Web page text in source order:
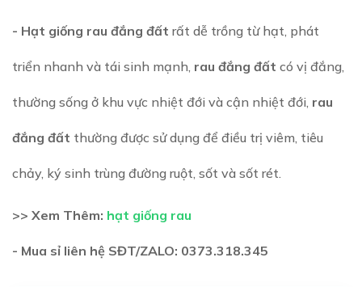
- Hạt giống rau đắng đất rất dễ trồng từ hạt, phát
triển nhanh và tái sinh mạnh, rau đắng đất có vị đắng,
thường sống ở khu vực nhiệt đới và cận nhiệt đới, rau
đắng đất thường được sử dụng để điều trị viêm, tiêu
chảy, ký sinh trùng đường ruột, sốt và sốt rét.
>> Xem Thêm: hạt giống rau
- Mua sỉ liên hệ SĐT/ZALO: 0373.318.345